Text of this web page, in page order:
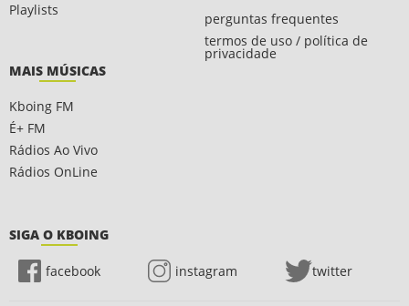
Playlists
perguntas frequentes
termos de uso / política de
privacidade
MAIS MÚSICAS
Kboing FM
É+ FM
Rádios Ao Vivo
Rádios OnLine
SIGA O KBOING
facebook instagram twitter